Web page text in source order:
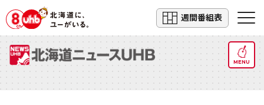
週間番組表
MENU